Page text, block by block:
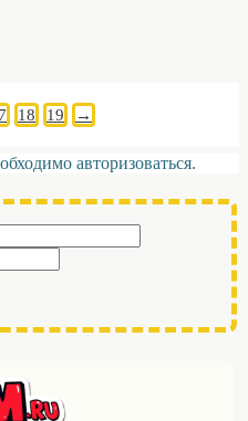
18 19 →
авторизоваться.